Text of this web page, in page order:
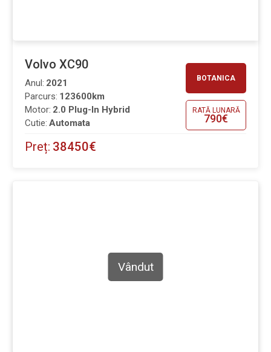
BOTANICA
RATĂ LUNARĂ
790€
Volvo XC90
Parcurs: 123600km
Anul: 2021
Motor: 2.0 Plug-In Hybrid
Cutie: Automata
Preț: 38450€
Vândut